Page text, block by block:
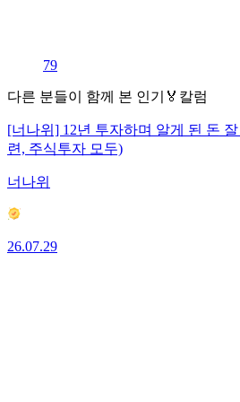
79
다른 분들이 함께 본 인기🏅칼럼
[너나위] 12년 투자하며 알게 된 돈
련, 주식투자 모두)
너나위
26.07.29